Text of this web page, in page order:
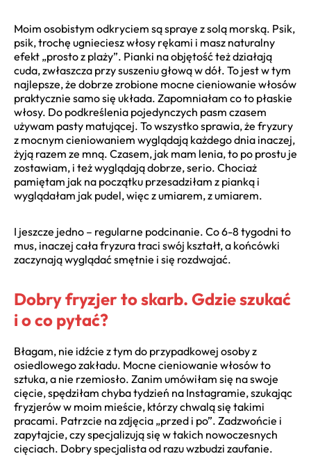
Moim osobistym odkryciem są spraye z solą morską. Psik,
psik, trochę ugnieciesz włosy rękami i masz naturalny
efekt „prosto z plaży”. Pianki na objętość też działają
cuda, zwłaszcza przy suszeniu głową w dół. To jest w tym
najlepsze, że dobrze zrobione mocne cieniowanie włosów
praktycznie samo się układa. Zapomniałam co to płaskie
włosy. Do podkreślenia pojedynczych pasm czasem
używam pasty matującej. To wszystko sprawia, że fryzury
z mocnym cieniowaniem wyglądają każdego dnia inaczej,
żyją razem ze mną. Czasem, jak mam lenia, to po prostu je
zostawiam, i też wyglądają dobrze, serio. Chociaż
pamiętam jak na początku przesadziłam z pianką i
wyglądałam jak pudel, więc z umiarem, z umiarem.
I jeszcze jedno – regularne podcinanie. Co 6-8 tygodni to
mus, inaczej cała fryzura traci swój kształt, a końcówki
zaczynają wyglądać smętnie i się rozdwajać.
Dobry fryzjer to skarb. Gdzie szukać
i o co pytać?
Błagam, nie idźcie z tym do przypadkowej osoby z
osiedlowego zakładu. Mocne cieniowanie włosów to
sztuka, a nie rzemiosło. Zanim umówiłam się na swoje
cięcie, spędziłam chyba tydzień na Instagramie, szukając
fryzjerów w moim mieście, którzy chwalą się takimi
pracami. Patrzcie na zdjęcia „przed i po”. Zadzwońcie i
zapytajcie, czy specjalizują się w takich nowoczesnych
cięciach. Dobry specjalista od razu wzbudzi zaufanie.